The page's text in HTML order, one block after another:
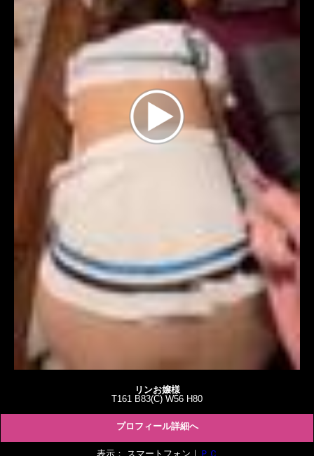
リンお嬢様
T161 B83(C) W56 H80
プロフィール詳細へ
表示： スマートフォン｜ ＰＣ